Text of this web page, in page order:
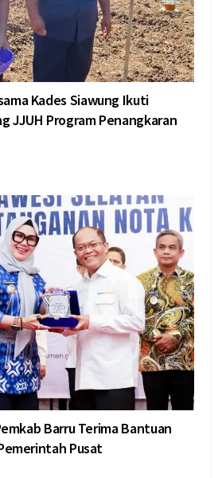
Kades Siawung Ikuti
JJUH Program Penangkaran
Barru Terima Bantuan
Pusat